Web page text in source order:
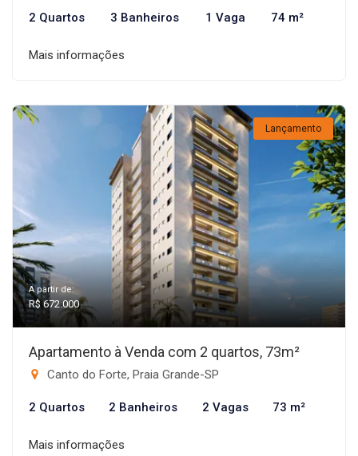
2 Quartos 3 Banheiros 1 Vaga 74 m²
Mais informações
Lançamento
A partir de:
R$ 672.000
Apartamento à Venda com 2 quartos, 73m²
Canto do Forte, Praia Grande-SP
2 Quartos 2 Banheiros 2 Vagas 73 m²
Mais informações